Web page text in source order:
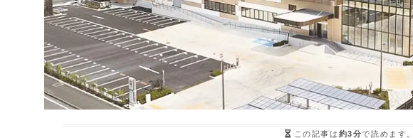
この記事は 約3分で読めます。